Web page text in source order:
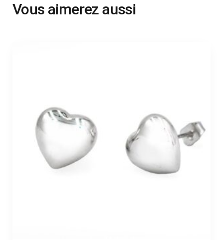
Vous aimerez aussi